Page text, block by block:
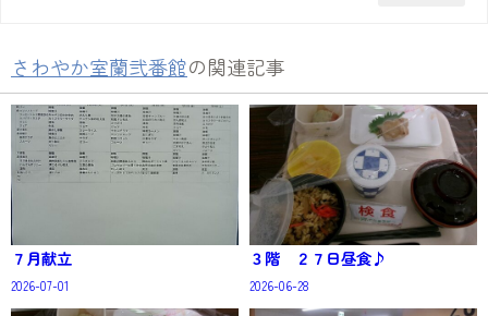
さわやか室蘭弐番館の関連記事
７月献立
2026-07-01
３階 ２７日昼食♪
2026-06-28